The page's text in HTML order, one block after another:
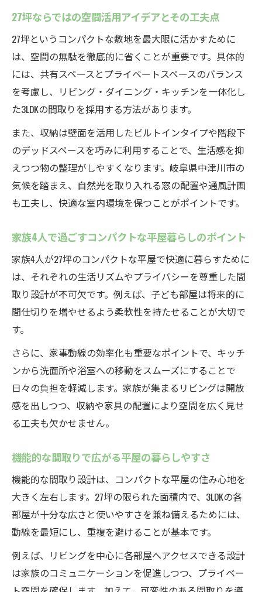
法
限られた27坪を最大限に活かす設計アイデ
ア
家族が快適に暮らせる広々空間づくりのコ
ツ
コンパクトな平屋で叶えるゆとりある生活
空間
家族四人の毎日を支える3LDK平屋の魅力とは
家族4人が快適に過ごせるコンパクトな平屋
の工夫
3LDK平屋ならではの暮らしやすさの秘訣
ト
家族の時間を大切にする平屋の魅力を解説
平屋だから実現できる家族の安心と安全
効率的な家事動線を意識した27坪平屋の暮らし
27坪でも快適な家事空間を実現する設計術
家族全員で使いやすい平屋の家事導線とは
コンパクトな平屋で叶うストレスフリーな
暮らし
探る
シンプルな美しさが際立つコンパクトな平
屋設計
機能性と快適性を両立する平屋のデザイン
術
平屋で実現する家具配置の工夫とポイント
無駄を省いたコンパクトな平屋の美的魅力
27坪ならではの空間活用アイデアとその工夫点
27坪というコンパクトな敷地を最大限に活かすために
は、空間の無駄を徹底的に省くことが重要です。具体的
には、共有スペースとプライベートスペースのバランス
を考慮し、リビング・ダイニング・キッチンを一体化し
た3LDKの間取りを採用する方法があります。
また、収納は壁面を活用したビルトインタイプや階段下
のデッドスペースを巧みに利用することで、生活感を抑
えつつ物の整理がしやすくなります。岐阜県中津川市の
気候を踏まえ、自然光を取り入れる窓の配置や通風計画
も工夫し、快適な室内環境を保つことがポイントです。
家族4人で過ごすコンパクトな平屋暮らしのポイント
家族4人が27坪のコンパクトな平屋で快適に暮らすために
は、それぞれの生活リズムやプライバシーを尊重した間
取り設計が不可欠です。例えば、子ども部屋は将来的に
間仕切りを増やせるよう柔軟性を持たせることが大切で
す。
さらに、家事動線の効率化も重要なポイントで、キッチ
ンから洗面所や浴室への移動をスムーズにすることで
日々の負担を軽減します。家族が集まるリビングは開放
感を出しつつ、収納や家具の配置により空間を広く見せ
る工夫も欠かせません。
機能的な間取りで広がる平屋の暮らしやすさ
機能的な間取り設計は、コンパクトな平屋の住み心地を
大きく左右します。27坪の限られた面積内で、3LDKの各
部屋が十分な広さと使いやすさを兼ね備えるためには、
動線を最短にし、重複を避けることが基本です。
例えば、リビングを中心に各部屋へアクセスできる設計
は家族のコミュニケーションを促進しつつ、プライベー